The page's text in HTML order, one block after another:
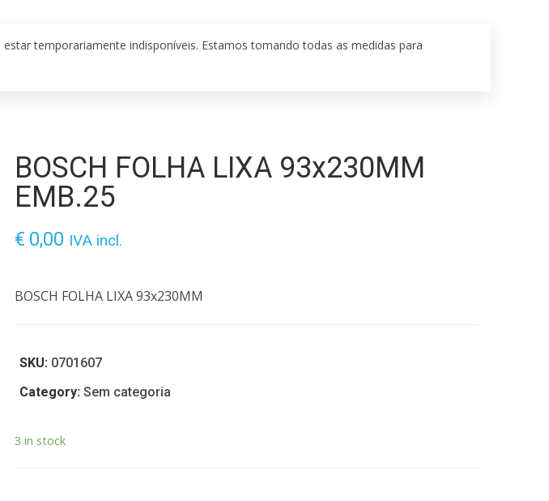
temporariamente indisponíveis. Estamos tomando todas as medidas para
BOSCH FOLHA LIXA 93x230MM
EMB.25
€ 0,00 IVA incl.
BOSCH FOLHA LIXA 93x230MM
SKU: 0701607
Category: Sem categoria
3 in stock